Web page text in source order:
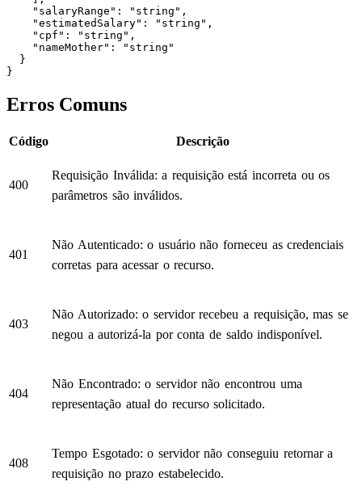
    "salaryRange": "string",
    "estimatedSalary": "string",
    "cpf": "string",
    "nameMother": "string"
  }
}
Erros Comuns
Código Descrição
400
Requisição Inválida: a requisição está incorreta ou os
parâmetros são inválidos.
401
Não Autenticado: o usuário não forneceu as credenciais
corretas para acessar o recurso.
403
Não Autorizado: o servidor recebeu a requisição, mas se
negou a autorizá-la por conta de saldo indisponível.
404
Não Encontrado: o servidor não encontrou uma
representação atual do recurso solicitado.
408
Tempo Esgotado: o servidor não conseguiu retornar a
requisição no prazo estabelecido.